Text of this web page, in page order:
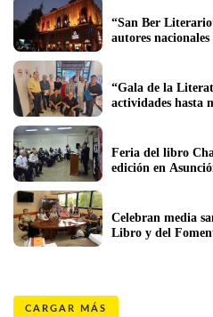
“San Ber
autores nacionales
“Gala de la
actividades hasta
Feria del libro
edición en
Celebran media
Libro y del
CARGAR MÁS